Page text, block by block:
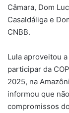
Câmara, Dom
Casaldáliga e
CNBB.
Lula aproveitou
participar da
2025, na
informou que
compromissos